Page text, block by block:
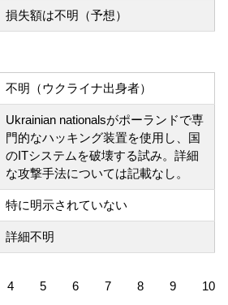
損失額は不明（予想）
不明（ウクライナ出身者）
Ukrainian nationalsがポーランドで専
門的なハッキング装置を使用し、国
のITシステムを破壊する試み。詳細
な攻撃手法については記載なし。
特に明示されていない
詳細不明
4 5 6 7 8 9 10